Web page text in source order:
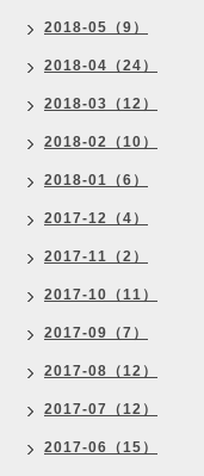
2018-05（9）
2018-04（24）
2018-03（12）
2018-02（10）
2018-01（6）
2017-12（4）
2017-11（2）
2017-10（11）
2017-09（7）
2017-08（12）
2017-07（12）
2017-06（15）